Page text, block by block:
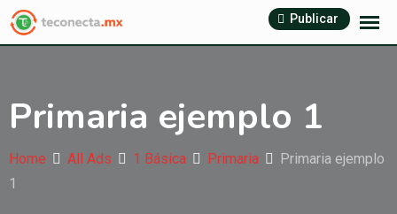
Skip
Publicar
Primaria ejemplo 1
Home All Ads 1 Básica Primaria
Primaria ejemplo
1